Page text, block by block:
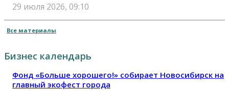
29 июля 2026, 09:10
Все материалы
Бизнес календарь
Фонд «Больше хорошего!» собирает Новосибирск на
главный экофест города